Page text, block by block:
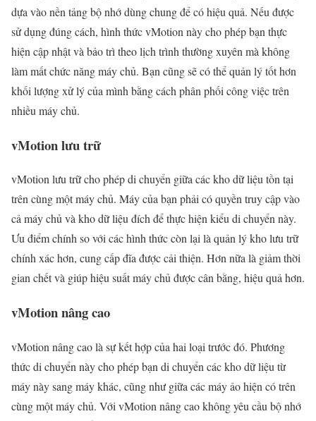
dựa vào nền tảng bộ nhớ dùng chung để có hiệu quả. Nếu được
sử dụng đúng cách, hình thức vMotion này cho phép bạn thực
hiện cập nhật và bảo trì theo lịch trình thường xuyên mà không
làm mất chức năng máy chủ. Bạn cũng sẽ có thể quản lý tốt hơn
khối lượng xử lý của mình bằng cách phân phối công việc trên
nhiều máy chủ.
vMotion lưu trữ
vMotion lưu trữ cho phép di chuyển giữa các kho dữ liệu tồn tại
trên cùng một máy chủ. Máy của bạn phải có quyền truy cập vào
cả máy chủ và kho dữ liệu đích để thực hiện kiểu di chuyển này.
Ưu điểm chính so với các hình thức còn lại là quản lý kho lưu trữ
chính xác hơn, cung cấp đĩa được cải thiện. Hơn nữa là giảm thời
gian chết và giúp hiệu suất máy chủ được cân bằng, hiệu quả hơn.
vMotion nâng cao
vMotion nâng cao là sự kết hợp của hai loại trước đó. Phương
thức di chuyển này cho phép bạn di chuyển các kho dữ liệu từ
máy này sang máy khác, cũng như giữa các máy ảo hiện có trên
cùng một máy chủ. Với vMotion nâng cao không yêu cầu bộ nhớ